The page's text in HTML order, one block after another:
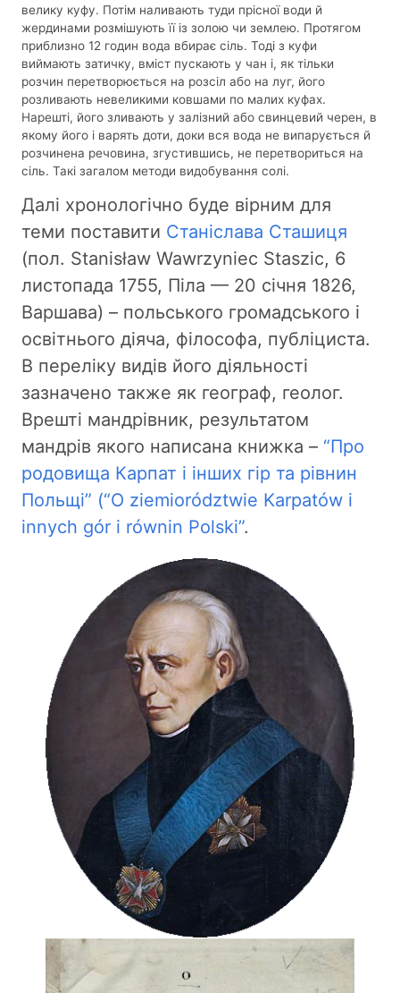
велику куфу. Потім наливають туди прісної води й
жердинами розмішують її із золою чи землею. Протягом
приблизно 12 годин вода вбирає сіль. Тоді з куфи
виймають затичку, вміст пускають у чан і, як тільки
розчин перетворюється на розсіл або на луг, його
розливають невеликими ковшами по малих куфах.
Нарешті, його зливають у залізний або свинцевий черен, в
якому його і варять доти, доки вся вода не випарується й
розчинена речовина, згустившись, не перетвориться на
сіль. Такі загалом методи видобування солі.
Далі хронологічно буде вірним для
теми поставити Станіслава Сташиця
(пол. Stanisław Wawrzyniec Staszic, 6
листопада 1755, Піла — 20 січня 1826,
Варшава) – польського громадського і
освітнього діяча, філософа, публіциста.
В переліку видів його діяльності
зазначено также як географ, геолог.
Врешті мандрівник, результатом
мандрів якого написана книжка – “Про
родовища Карпат і інших гір та рівнин
Польщі” (“O ziemiorództwie Karpatów i
innych gór i równin Polski”.